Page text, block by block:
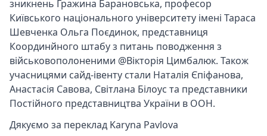
зникнень Гражина Барановська, професор
Київського національного університету імені Тараса
Шевченка Ольга Поєдинок, представниця
Координйного штабу з питань поводження з
військовополоненими @Вікторія Цимбалюк. Також
учасницями сайд-івенту стали Наталія Єпіфанова,
Анастасія Савова, Світлана Білоус та представники
Постійного представництва України в ООН.
Дякуємо за переклад Karyna Pavlova